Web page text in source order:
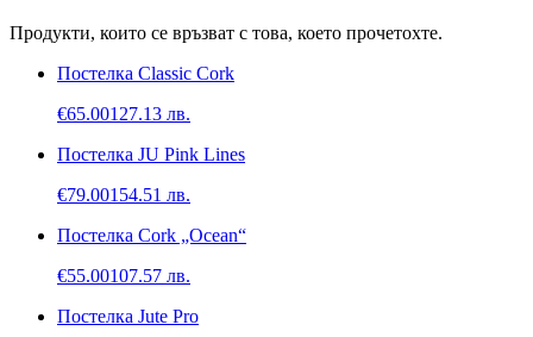
Продукти, които се връзват с това, което прочетохте.
Постелка Classic Cork
€65.00127.13 лв.
Постелка JU Pink Lines
€79.00154.51 лв.
Постелка Cork „Ocean“
€55.00107.57 лв.
Постелка Jute Pro